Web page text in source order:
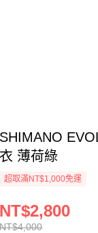
SHIMANO
衣 薄荷綠
超取滿NT$1,000免運
NT$4,000
NT$2,800